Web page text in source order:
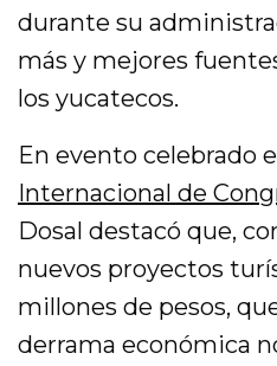
durante su
más y mejores
los yucatecos.
En evento celebrado
Internacional de
Dosal destacó que,
nuevos proyectos
millones de pesos,
derrama económica